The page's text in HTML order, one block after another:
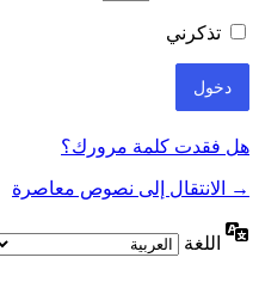
تذكرني
هل فقدت كلمة مرورك؟
→ الانتقال إلى نصوص معاصرة
اللغة